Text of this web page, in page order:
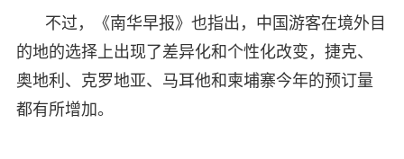
不过，《南华早报》也指出，中国游客在境外目
的地的选择上出现了差异化和个性化改变，捷克、
奥地利、克罗地亚、马耳他和柬埔寨今年的预订量
都有所增加。